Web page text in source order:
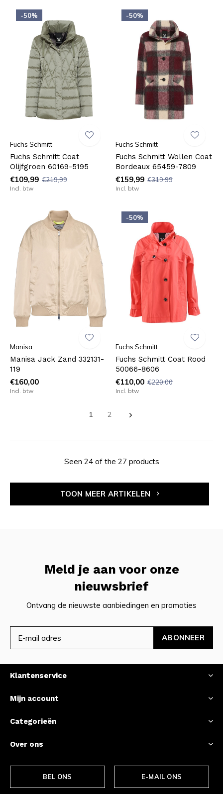
-50%
Fuchs Schmitt
Fuchs Schmitt Coat
Olijfgroen 60169-5195
€109,99 €219,99
Incl. btw
-50%
Fuchs Schmitt
Fuchs Schmitt Wollen Coat
Bordeaux 65459-7809
€159,99 €319,99
Incl. btw
Manisa
Manisa Jack Zand 332131-
119
€160,00
Incl. btw
-50%
Fuchs Schmitt
Fuchs Schmitt Coat Rood
50066-8606
€110,00 €220,00
Incl. btw
1 2
Seen 24 of the 27 products
TOON MEER ARTIKELEN
Meld je aan voor onze
nieuwsbrief
Ontvang de nieuwste aanbiedingen en promoties
ABONNEER
Klantenservice
Mijn account
Categorieën
Over ons
BEL ONS E-MAIL ONS